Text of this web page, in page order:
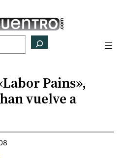
Pains»,
vuelve a